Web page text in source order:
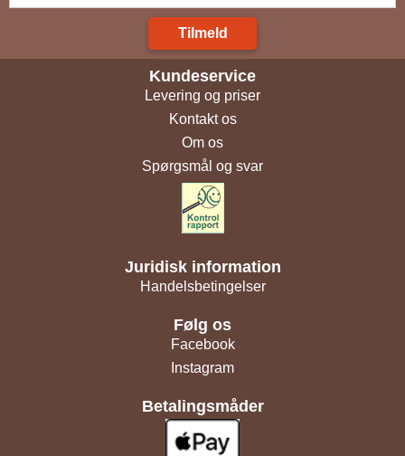
Tilmeld
Kundeservice
Levering og priser
Kontakt os
Om os
Spørgsmål og svar
Juridisk information
Handelsbetingelser
Følg os
Facebook
Instagram
Betalingsmåder